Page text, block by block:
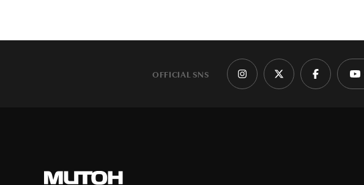
OFFICIAL SNS